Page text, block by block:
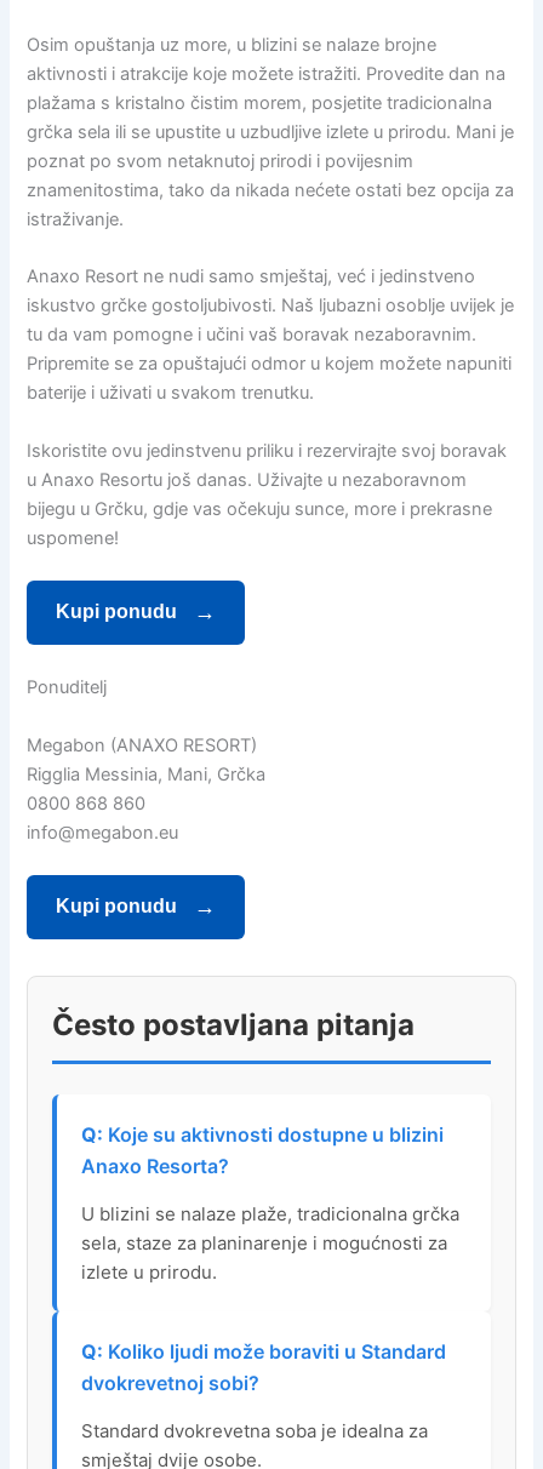
Osim opuštanja uz more, u blizini se nalaze brojne
aktivnosti i atrakcije koje možete istražiti. Provedite dan na
plažama s kristalno čistim morem, posjetite tradicionalna
grčka sela ili se upustite u uzbudljive izlete u prirodu. Mani je
poznat po svom netaknutoj prirodi i povijesnim
znamenitostima, tako da nikada nećete ostati bez opcija za
istraživanje.
Anaxo Resort ne nudi samo smještaj, već i jedinstveno
iskustvo grčke gostoljubivosti. Naš ljubazni osoblje uvijek je
tu da vam pomogne i učini vaš boravak nezaboravnim.
Pripremite se za opuštajući odmor u kojem možete napuniti
baterije i uživati u svakom trenutku.
Iskoristite ovu jedinstvenu priliku i rezervirajte svoj boravak
u Anaxo Resortu još danas. Uživajte u nezaboravnom
bijegu u Grčku, gdje vas očekuju sunce, more i prekrasne
uspomene!
Kupi ponudu
Ponuditelj
Megabon (ANAXO RESORT)
Rigglia Messinia, Mani, Grčka
0800 868 860
info@megabon.eu
Kupi ponudu
Često postavljana pitanja
Koje su aktivnosti dostupne u blizini
Anaxo Resorta?
U blizini se nalaze plaže, tradicionalna grčka
sela, staze za planinarenje i mogućnosti za
izlete u prirodu.
Koliko ljudi može boraviti u Standard
dvokrevetnoj sobi?
Standard dvokrevetna soba je idealna za
smještaj dvije osobe.